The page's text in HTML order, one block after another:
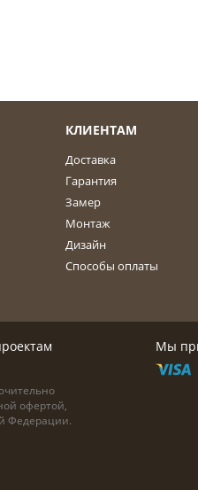
КЛИЕНТАМ
Доставка
Гарантия
Замер
Монтаж
Дизайн
Способы оплаты
офертой,
Федерации.
Мы